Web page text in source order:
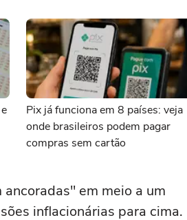
Pix já funciona em 8 países: veja
onde brasileiros podem pagar
compras sem cartão
‌em meio ⁠a um
⁠inflacionárias para ‌cima.